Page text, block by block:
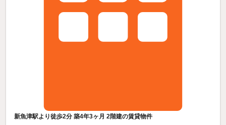
新魚津駅より徒歩2分 築4年3ヶ月 2階建の賃貸物件